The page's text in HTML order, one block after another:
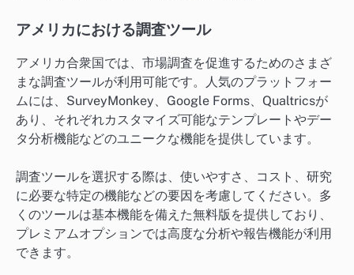
アメリカにおける調査ツール
アメリカ合衆国では、市場調査を促進するためのさまざ
まな調査ツールが利用可能です。人気のプラットフォー
ムには、SurveyMonkey、Google Forms、Qualtricsが
あり、それぞれカスタマイズ可能なテンプレートやデー
タ分析機能などのユニークな機能を提供しています。
調査ツールを選択する際は、使いやすさ、コスト、研究
に必要な特定の機能などの要因を考慮してください。多
くのツールは基本機能を備えた無料版を提供しており、
プレミアムオプションでは高度な分析や報告機能が利用
できます。